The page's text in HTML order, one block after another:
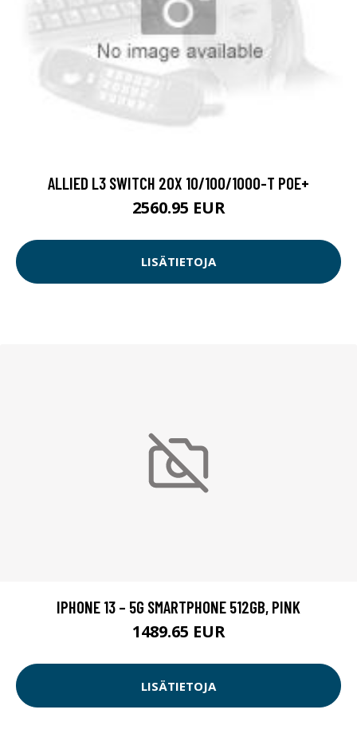
ALLIED L3 SWITCH 20X 10/100/1000-T POE+
2560.95 EUR
LISÄTIETOJA
IPHONE 13 – 5G SMARTPHONE 512GB, PINK
1489.65 EUR
LISÄTIETOJA